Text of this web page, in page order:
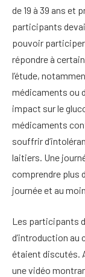
de 19 à 39 ans et
participants
pouvoir
répondre à
l’étude,
médicaments ou
impact sur le
médicaments
souffrir
laitiers. Une
comprendre plus
journée et au
Les participants
d’introduction au
étaient discutés.
une vidéo